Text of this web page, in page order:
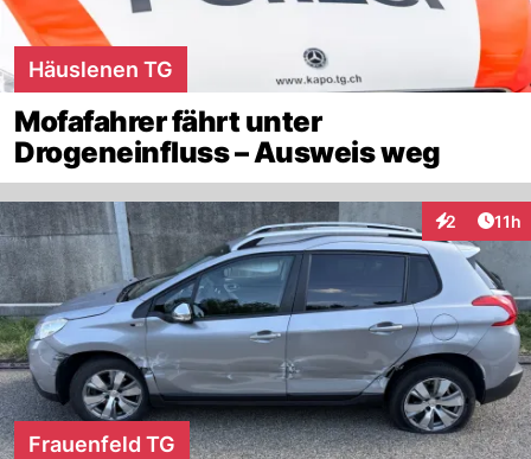
Häuslenen TG
Mofafahrer fährt unter
Drogeneinfluss – Ausweis weg
2 11h
Frauenfeld TG